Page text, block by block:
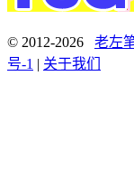
© 2012-2026 老左
号-1 | 关于我们